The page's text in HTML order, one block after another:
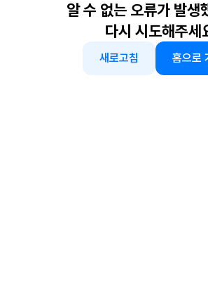
알 수 없는 오류가 발생
다시 시도해주세
새로고침 홈으로